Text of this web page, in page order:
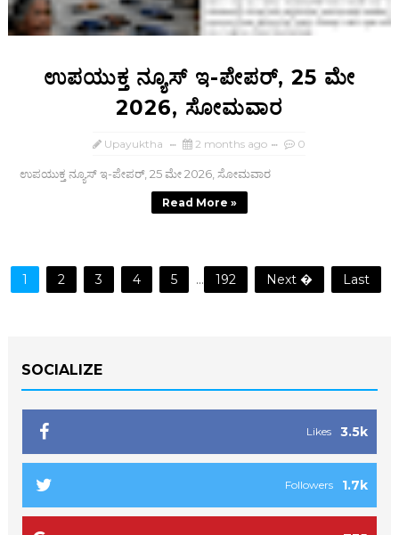
ಉಪಯುಕ್ತ ನ್ಯೂಸ್ ಇ-ಪೇಪರ್, 25 ಮೇ
2026, ಸೋಮವಾರ
Upayuktha 2 months ago 0
ಉಪಯುಕ್ತ ನ್ಯೂಸ್ ಇ-ಪೇಪರ್, 25 ಮೇ 2026, ಸೋಮವಾರ
Read More »
1 2 3 4 5 ... 192 Next � Last
SOCIALIZE
3.5k
Likes
1.7k
Followers